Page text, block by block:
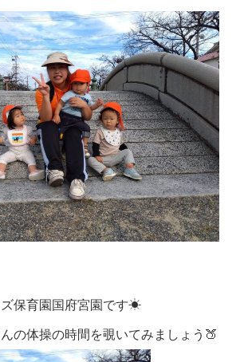
保育園国府宮園です☀
の体操の時間を覗いてみましょう🍑